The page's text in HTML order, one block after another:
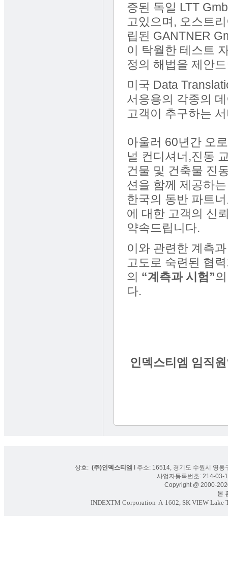
증된 독일 LTT
고있으며, 오스트
립된 GANTNER
이 탁월한 테스트
정의 해법을 제안
미국 Data
서응용의 각종의
고객이 추구하는
아울러 60년간 오
널 컨디셔너,진동
건물 및 건축물 진
션을 함께 제공하
한국의 동반 파트
에 대한 고객의 신
약속드립니다.
이와 관련한 계측
고도로 숙련된 협
의 “계측과 시험”
다.
인덱스티엠 임직
상호: (주)인덱스티엠
I 주소: 16514, 경기도 수원시 영
사업자등록번호: 214-
Copyright @ 2000-
본 홈
INDEXTM Corporation A-1602, SK VIEW Lake